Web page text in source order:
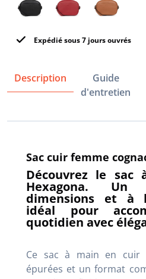
Expédié sous 7 jours ouvrés
Description
Guide
d'entretien
Sac cuir femme
Découvrez le
Hexagona.
dimensions et à
idéal pour
quotidien avec
Ce sac à main en cuir
épurées et un format